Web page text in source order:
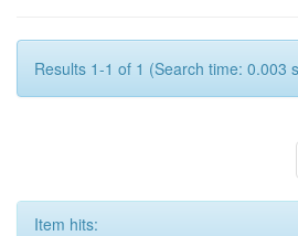
Results 1-1 of 1 (Search time: 0.003
Item hits: